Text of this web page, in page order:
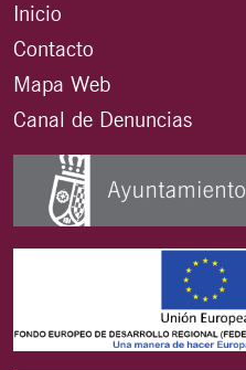
Inicio
Contacto
Mapa Web
Canal de Denuncias